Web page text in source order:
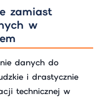
zamiast
w
danych do
i drastycznie
technicznej w